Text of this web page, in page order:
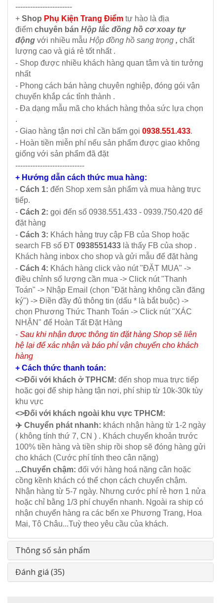
-----------------------
+ Shop Phụ Kiện Trang Điểm tự hào là địa
điểm chuyên bán Hộp lắc đồng hồ cơ xoay tự
động với nhiều mẫu Hộp đồng hồ sang trọng , chất
lượng cao và giá rẻ tốt nhất .
- Shop được nhiều khách hàng quan tâm và tin tưởng
nhất
- Phong cách bán hàng chuyên nghiệp, đóng gói vận
chuyển khắp các tỉnh thành .
- Đa dạng mẫu mã cho khách hàng thỏa sức lựa chọn
.
- Giao hàng tận nơi chỉ cần bấm gọi 0938.551.433.
- Hoàn tiền miễn phí nếu sản phẩm được giao không
giống với sản phẩm đã đặt
----------------------------
+ Hướng dẫn cách thức mua hàng:
- Cách 1: đến Shop xem sản phẩm và mua hàng trực
tiếp.
- Cách 2: gọi đến số 0938.551.433 - 0939.750.420 để
đặt hàng
- Cách 3: Khách hàng truy cập FB của Shop hoặc
search FB số ĐT 0938551433 là thấy FB của shop .
Khách hàng inbox cho shop và gửi mẫu để đặt hàng
- Cách 4: Khách hàng click vào nút "ĐẶT MUA" ->
điều chỉnh số lượng cần mua -> Click nút "Thanh
Toán" -> Nhập Email (chọn "Đặt hàng không cần đăng
ký") -> Điền đầy đủ thông tin (dấu * là bắt buộc) ->
chọn Phương Thức Thanh Toán -> Click nút "XÁC
NHẬN" để Hoàn Tất Đặt Hàng
- Sau khi nhận được thông tin đặt hàng Shop sẽ liên
hệ lại để xác nhận và báo phí vận chuyển cho khách
hàng
+ Cách thức thanh toán:
<>Đối với khách ở TPHCM: đến shop mua trực tiếp
hoặc gọi để ship hàng tận nơi, phí ship từ 10k-30k tùy
khu vực
<>Đối với khách ngoài khu vực TPHCM:
✈️ Chuyển phát nhanh: khách nhận hàng từ 1-2 ngày
( không tính thứ 7, CN ) . Khách chuyển khoản trước
100% tiền hàng và tiền ship rồi shop sẽ đóng hàng gửi
cho khách (Cước phí tính theo cân nặng)
...Chuyển chậm: đối với hàng hoá nặng cân hoặc
cồng kềnh khách có thể chọn cách chuyển chậm.
Nhận hàng từ 5-7 ngày. Nhưng cước phí rẻ hơn 1 nửa
hoặc chỉ bằng 1/3 phí chuyển nhanh. Ngoài ra ship có
nhận chuyển hàng ra các bến xe Phương Trang, Hoa
Mai, Tô Châu...Tuỳ theo yêu cầu của khách.
Thông số sản phẩm
Đánh giá (35)